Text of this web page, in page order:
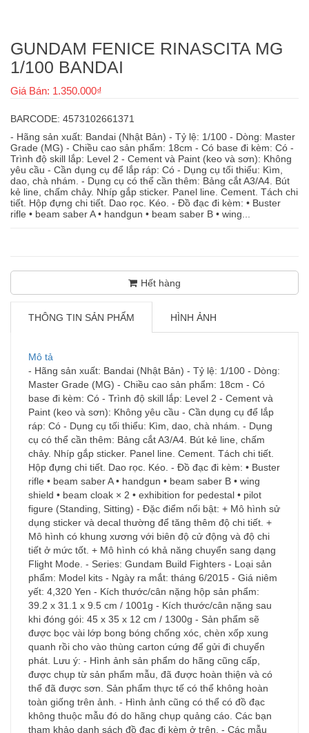
GUNDAM FENICE RINASCITA MG
1/100 BANDAI
Giá Bán: 1.350.000₫
BARCODE: 4573102661371
- Hãng sản xuất: Bandai (Nhật Bản) - Tỷ lệ: 1/100 - Dòng: Master
Grade (MG) - Chiều cao sản phẩm: 18cm - Có base đi kèm: Có -
Trình độ skill lắp: Level 2 - Cement và Paint (keo và sơn): Không
yêu cầu - Cần dụng cụ để lắp ráp: Có - Dụng cụ tối thiểu: Kìm,
dao, chà nhám. - Dụng cụ có thể cần thêm: Bảng cắt A3/A4. Bút
kẻ line, chấm chảy. Nhíp gắp sticker. Panel line. Cement. Tách chi
tiết. Hộp đựng chi tiết. Dao rọc. Kéo. - Đồ đạc đi kèm: • Buster
rifle • beam saber A • handgun • beam saber B • wing...
Hết hàng
THÔNG TIN SẢN PHẨM HÌNH ẢNH
Mô tả
- Hãng sản xuất: Bandai (Nhật Bản) - Tỷ lệ: 1/100 - Dòng:
Master Grade (MG) - Chiều cao sản phẩm: 18cm - Có
base đi kèm: Có - Trình độ skill lắp: Level 2 - Cement và
Paint (keo và sơn): Không yêu cầu - Cần dụng cụ để lắp
ráp: Có - Dụng cụ tối thiểu: Kìm, dao, chà nhám. - Dụng
cụ có thể cần thêm: Bảng cắt A3/A4. Bút kẻ line, chấm
chảy. Nhíp gắp sticker. Panel line. Cement. Tách chi tiết.
Hộp đựng chi tiết. Dao rọc. Kéo. - Đồ đạc đi kèm: • Buster
rifle • beam saber A • handgun • beam saber B • wing
shield • beam cloak × 2 • exhibition for pedestal • pilot
figure (Standing, Sitting) - Đặc điểm nổi bật: + Mô hình sử
dụng sticker và decal thường để tăng thêm độ chi tiết. +
Mô hình có khung xương với biên độ cử động và độ chi
tiết ở mức tốt. + Mô hình có khả năng chuyển sang dạng
Flight Mode. - Series: Gundam Build Fighters - Loại sản
phẩm: Model kits - Ngày ra mắt: tháng 6/2015 - Giá niêm
yết: 4,320 Yen - Kích thước/cân nặng hộp sản phẩm:
39.2 x 31.1 x 9.5 cm / 1001g - Kích thước/cân nặng sau
khi đóng gói: 45 x 35 x 12 cm / 1300g - Sản phẩm sẽ
được bọc vài lớp bong bóng chống xóc, chèn xốp xung
quanh rồi cho vào thùng carton cứng để gửi đi chuyển
phát. Lưu ý: - Hình ảnh sản phẩm do hãng cũng cấp,
được chụp từ sản phẩm mẫu, đã được hoàn thiện và có
thể đã được sơn. Sản phẩm thực tế có thể không hoàn
toàn giống trên ảnh. - Hình ảnh cũng có thể có đồ đạc
không thuộc mẫu đó do hãng chụp quảng cáo. Các bạn
tham khảo danh sách đồ đạc đi kèm ở trên. - Các mẫu